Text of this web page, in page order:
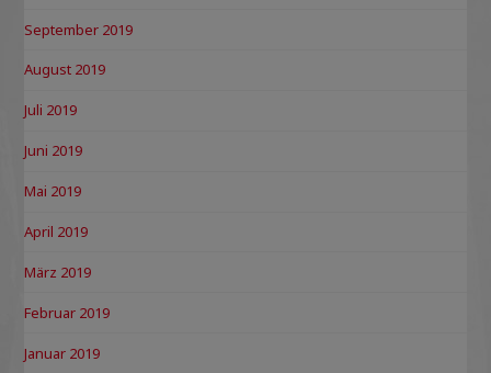
September 2019
August 2019
Juli 2019
Juni 2019
Mai 2019
April 2019
März 2019
Februar 2019
Januar 2019